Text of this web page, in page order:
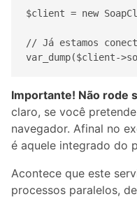
$client = new
// Já estamos
var_dump($client-
Importante! Não rode
claro, se você
navegador. Afinal no
é aquele integrado do
Acontece que este
processos paralelos,